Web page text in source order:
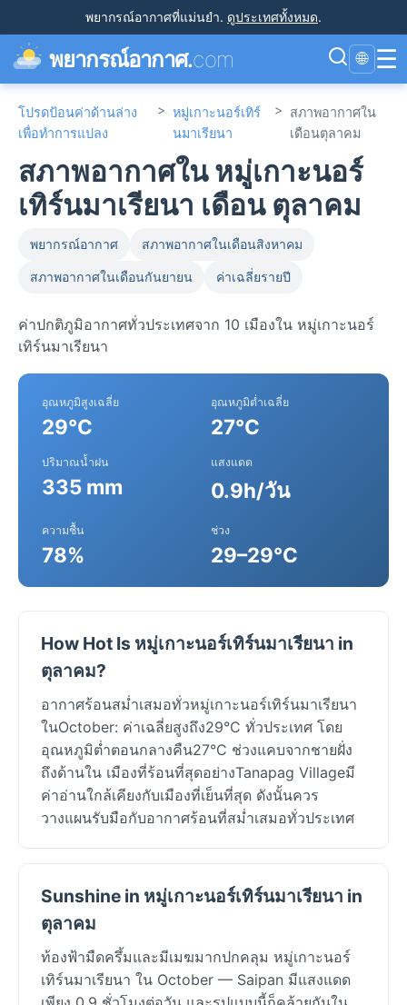
พยากรณ์อากาศที่แม่นยำ. ดูประเทศทั้งหมด.
พยากรณ์อากาศ.com 🌐 ☰
โปรดป้อนค่าด้านล่าง
เพื่อทำการแปลง
> หมู่เกาะนอร์เทิร์
นมาเรียนา
> สภาพอากาศใน
เดือนตุลาคม
สภาพอากาศใน หมู่เกาะนอร์
เทิร์นมาเรียนา เดือน ตุลาคม
พยากรณ์อากาศ สภาพอากาศในเดือนสิงหาคม
สภาพอากาศในเดือนกันยายน ค่าเฉลี่ยรายปี
ค่าปกติภูมิอากาศทั่วประเทศจาก 10 เมืองใน หมู่เกาะนอร์
เทิร์นมาเรียนา
อุณหภูมิสูงเฉลี่ย
29°C
อุณหภูมิต่ำเฉลี่ย
27°C
ปริมาณน้ำฝน
335 mm
แสงแดด
0.9h/วัน
ความชื้น
78%
ช่วง
29–29°C
How Hot Is หมู่เกาะนอร์เทิร์นมาเรียนา in
ตุลาคม?
อากาศร้อนสม่ำเสมอทั่วหมู่เกาะนอร์เทิร์นมาเรียนา
ในOctober: ค่าเฉลี่ยสูงถึง29°C ทั่วประเทศ โดย
อุณหภูมิต่ำตอนกลางคืน27°C ช่วงแคบจากชายฝั่ง
ถึงด้านใน เมืองที่ร้อนที่สุดอย่างTanapag Villageมี
ค่าอ่านใกล้เคียงกับเมืองที่เย็นที่สุด ดังนั้นควร
วางแผนรับมือกับอากาศร้อนที่สม่ำเสมอทั่วประเทศ
Sunshine in หมู่เกาะนอร์เทิร์นมาเรียนา in
ตุลาคม
ท้องฟ้ามืดครึ้มและมีเมฆมากปกคลุม หมู่เกาะนอร์
เทิร์นมาเรียนา ใน October — Saipan มีแสงแดด